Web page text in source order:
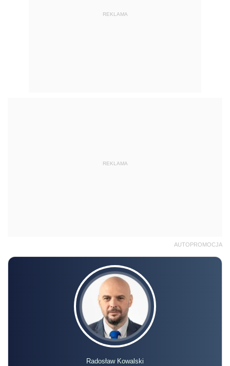
REKLAMA
REKLAMA
AUTOPROMOCJA
Radosław Kowalski